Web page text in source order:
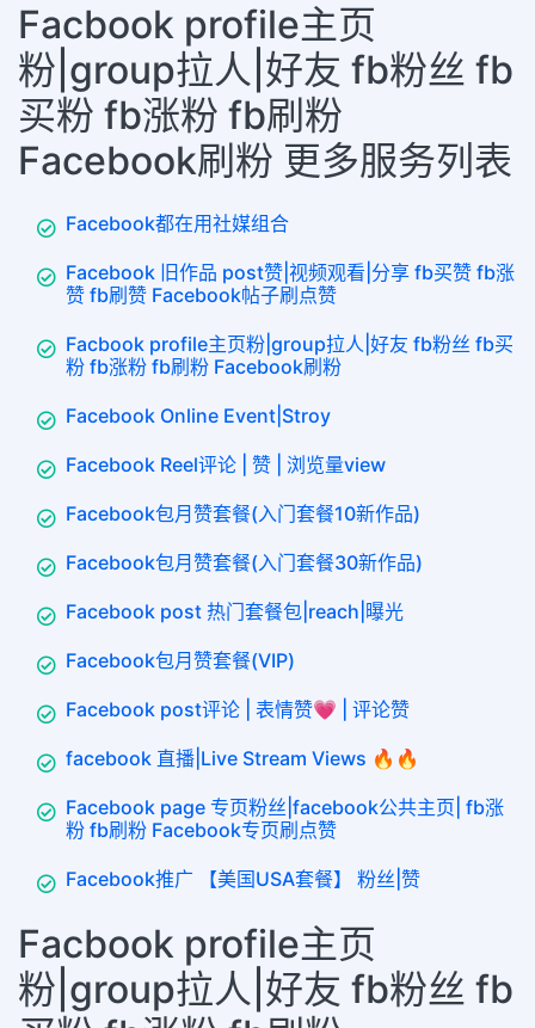
Facbook profile主页
粉|group拉人|好友 fb粉丝 fb
买粉 fb涨粉 fb刷粉
Facebook刷粉 更多服务列表
Facebook都在用社媒组合
Facebook 旧作品 post赞|视频观看|分享 fb买赞 fb涨
赞 fb刷赞 Facebook帖子刷点赞
Facbook profile主页粉|group拉人|好友 fb粉丝 fb买
粉 fb涨粉 fb刷粉 Facebook刷粉
Facebook Online Event|Stroy
Facebook Reel评论 | 赞 | 浏览量view
Facebook包月赞套餐(入门套餐10新作品)
Facebook包月赞套餐(入门套餐30新作品)
Facebook post 热门套餐包|reach|曝光
Facebook包月赞套餐(VIP)
Facebook post评论 | 表情赞💗 | 评论赞
facebook 直播|Live Stream Views 🔥🔥
Facebook page 专页粉丝|facebook公共主页| fb涨
粉 fb刷粉 Facebook专页刷点赞
Facebook推广 【美国USA套餐】 粉丝|赞
Facbook profile主页
粉|group拉人|好友 fb粉丝 fb